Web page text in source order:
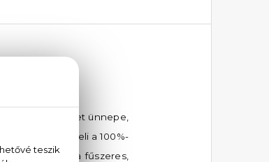
Intense
A természet ünnepe,
bors kiemeli a 100%-
harmóniába a fűszeres,